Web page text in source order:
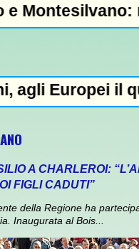
muore un
oro nei
A CHARLEROI:
FIGLI CADUTI”
della Regione ha
Inaugurata al Bois...
su Kiev,